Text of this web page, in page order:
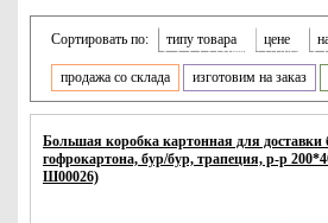
Сортировать по: типу товара цене
продажа со склада изготовим на заказ
Большая коробка картонная для доставки
гофрокартона, бур/бур, трапеция, р-р
Ш00026)